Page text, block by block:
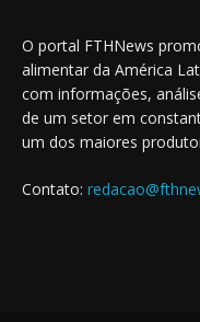
O portal FTHNews
alimentar da América
com informações,
de um setor em
um dos maiores
Contato: